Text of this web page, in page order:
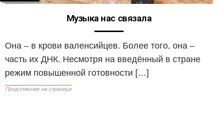
Музыка нас связала
Она – в крови валенсийцев. Более того, она –
часть их ДНК. Несмотря на введённый в стране
режим повышенной готовности […]
Продолжение на странице